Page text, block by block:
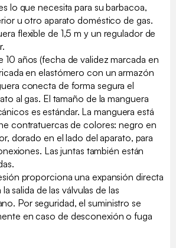
lo que necesita para su barbacoa,
u otro aparato doméstico de gas.
flexible de 1,5 m y un regulador de
10 años (fecha de validez marcada en
en elastómero con un armazón
conecta de forma segura el
al gas. El tamaño de la manguera
es estándar. La manguera está
contratuercas de colores: negro en
dorado en el lado del aparato, para
Las juntas también están
proporciona una expansión directa
salida de las válvulas de las
Por seguridad, el suministro se
en caso de desconexión o fuga